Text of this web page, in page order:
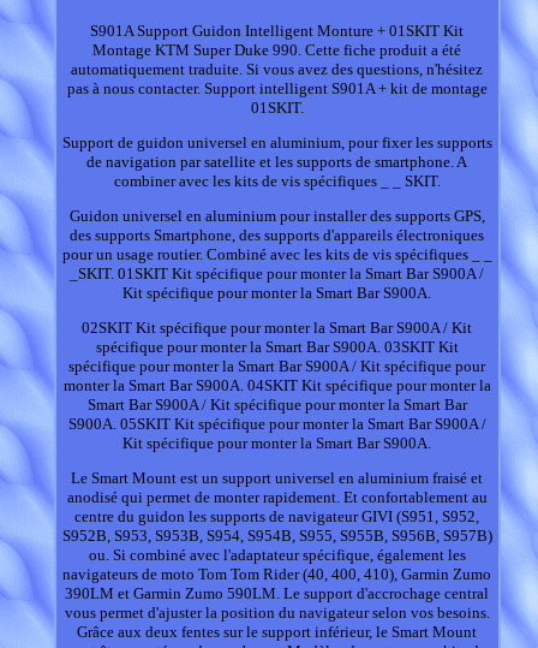
S901A Support Guidon Intelligent Monture + 01SKIT Kit
Montage KTM Super Duke 990. Cette fiche produit a été
automatiquement traduite. Si vous avez des questions, n'hésitez
pas à nous contacter. Support intelligent S901A + kit de montage
01SKIT.
Support de guidon universel en aluminium, pour fixer les supports
de navigation par satellite et les supports de smartphone. A
combiner avec les kits de vis spécifiques _ _ SKIT.
Guidon universel en aluminium pour installer des supports GPS,
des supports Smartphone, des supports d'appareils électroniques
pour un usage routier. Combiné avec les kits de vis spécifiques _ _
_SKIT. 01SKIT Kit spécifique pour monter la Smart Bar S900A /
Kit spécifique pour monter la Smart Bar S900A.
02SKIT Kit spécifique pour monter la Smart Bar S900A / Kit
spécifique pour monter la Smart Bar S900A. 03SKIT Kit
spécifique pour monter la Smart Bar S900A / Kit spécifique pour
monter la Smart Bar S900A. 04SKIT Kit spécifique pour monter la
Smart Bar S900A / Kit spécifique pour monter la Smart Bar
S900A. 05SKIT Kit spécifique pour monter la Smart Bar S900A /
Kit spécifique pour monter la Smart Bar S900A.
Le Smart Mount est un support universel en aluminium fraisé et
anodisé qui permet de monter rapidement. Et confortablement au
centre du guidon les supports de navigateur GIVI (S951, S952,
S952B, S953, S953B, S954, S954B, S955, S955B, S956B, S957B)
ou. Si combiné avec l'adaptateur spécifique, également les
navigateurs de moto Tom Tom Rider (40, 400, 410), Garmin Zumo
390LM et Garmin Zumo 590LM. Le support d'accrochage central
vous permet d'ajuster la position du navigateur selon vos besoins.
Grâce aux deux fentes sur le support inférieur, le Smart Mount